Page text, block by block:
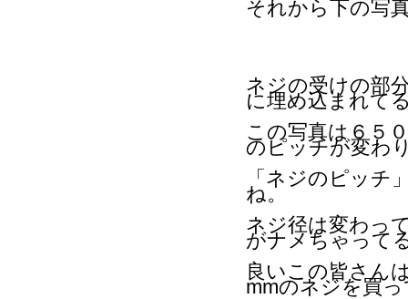
それから下の写
ネジの受けの部
に埋め込まれて
この写真は６５
のピッチが変わ
「ネジのピッチ
ね。
ネジ径は変わっ
がナメちゃって
良いこの皆さん
mmのネジを買